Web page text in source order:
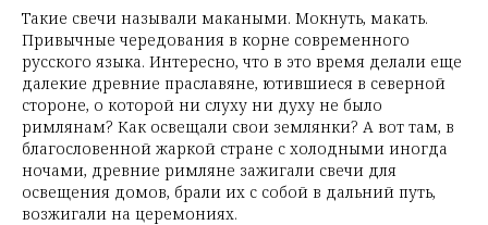
Такие свечи называли макаными. Мокнуть, макать.
Привычные чередования в корне современного
русского языка. Интересно, что в это время делали еще
далекие древние праславяне, ютившиеся в северной
стороне, о которой ни слуху ни духу не было
римлянам? Как освещали свои землянки? А вот там, в
благословенной жаркой стране с холодными иногда
ночами, древние римляне зажигали свечи для
освещения домов, брали их с собой в дальний путь,
возжигали на церемониях.